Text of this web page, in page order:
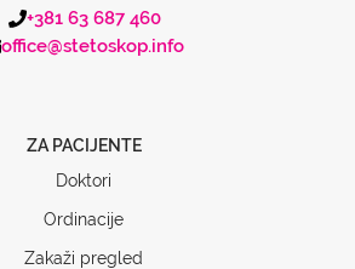
+381 63 687 460
office@stetoskop.info
ZA PACIJENTE
Doktori
Ordinacije
Zakaži pregled